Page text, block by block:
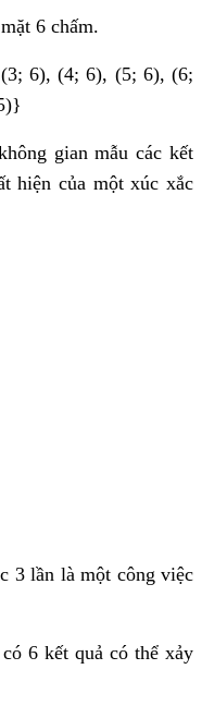
6 chấm.
6), (4; 6), (5; 6), (6;
gian mẫu các kết
hiện của một xúc xắc
3 lần là một công việc
6 kết quả có thể xảy